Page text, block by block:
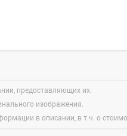
предоставляющих их.
изображения.
в описании, в т.ч. о